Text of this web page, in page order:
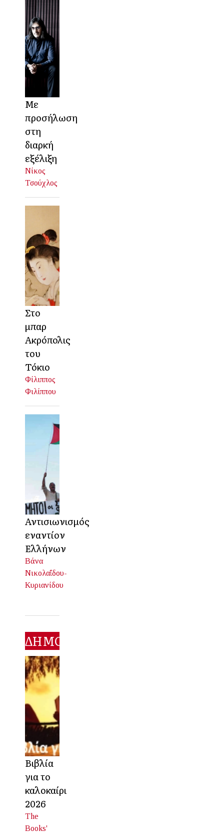
Με
προσήλωση
στη
διαρκή
εξέλιξη
Νίκος
Τσούχλος
Στο
μπαρ
Ακρόπολις
του
Τόκιο
Φίλιππος
Φιλίππου
Αντισιωνισμός
εναντίον
Ελλήνων
Βάνα
Νικολαΐδου-
Κυριανίδου
ΔΗΜΟΦΙΛΕΣΤΕΡΑ
Βιβλία
για το
καλοκαίρι
2026
The
Books'